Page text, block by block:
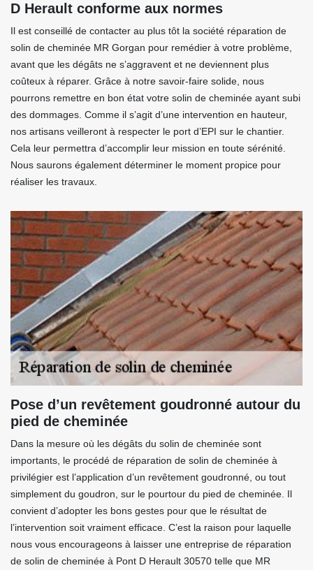
D Herault conforme aux normes
Il est conseillé de contacter au plus tôt la société réparation de
solin de cheminée MR Gorgan pour remédier à votre problème,
avant que les dégâts ne s’aggravent et ne deviennent plus
coûteux à réparer. Grâce à notre savoir-faire solide, nous
pourrons remettre en bon état votre solin de cheminée ayant subi
des dommages. Comme il s’agit d’une intervention en hauteur,
nos artisans veilleront à respecter le port d’EPI sur le chantier.
Cela leur permettra d’accomplir leur mission en toute sérénité.
Nous saurons également déterminer le moment propice pour
réaliser les travaux.
Pose d’un revêtement goudronné autour du
pied de cheminée
Dans la mesure où les dégâts du solin de cheminée sont
importants, le procédé de réparation de solin de cheminée à
privilégier est l’application d’un revêtement goudronné, ou tout
simplement du goudron, sur le pourtour du pied de cheminée. Il
convient d’adopter les bons gestes pour que le résultat de
l’intervention soit vraiment efficace. C’est la raison pour laquelle
nous vous encourageons à laisser une entreprise de réparation
de solin de cheminée à Pont D Herault 30570 telle que MR